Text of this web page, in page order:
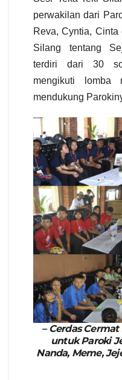
perwakilan dari
Reva, Cyntia, Cinta
Silang tentang
terdiri dari 30
mengikuti lomba
mendukung
– Cerdas
untuk Paroki
Nanda, Meme,